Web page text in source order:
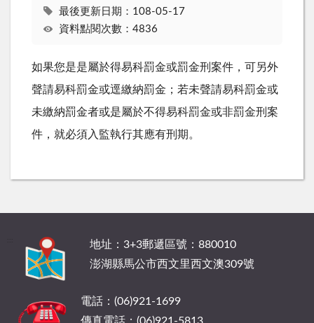
最後更新日期：108-05-17
資料點閱次數：4836
如果您是是屬於得易科罰金或罰金刑案件，可另外
聲請易科罰金或逕繳納罰金；若未聲請易科罰金或
未繳納罰金者或是屬於不得易科罰金或非罰金刑案
件，就必須入監執行其應有刑期。
地址：3+3郵遞區號：880010
澎湖縣馬公市西文里西文澳309號
電話：(06)921-1699